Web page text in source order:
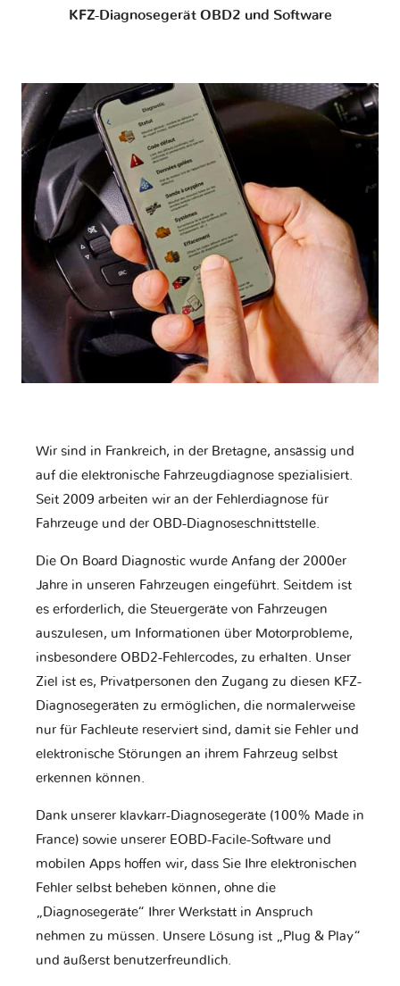
KFZ-Diagnosegerät OBD2 und Software
Wir sind in Frankreich, in der Bretagne, ansässig und
auf die elektronische Fahrzeugdiagnose spezialisiert.
Seit 2009 arbeiten wir an der Fehlerdiagnose für
Fahrzeuge und der OBD-Diagnoseschnittstelle.
Die On Board Diagnostic wurde Anfang der 2000er
Jahre in unseren Fahrzeugen eingeführt. Seitdem ist
es erforderlich, die Steuergeräte von Fahrzeugen
auszulesen, um Informationen über Motorprobleme,
insbesondere OBD2-Fehlercodes, zu erhalten. Unser
Ziel ist es, Privatpersonen den Zugang zu diesen KFZ-
Diagnosegeräten zu ermöglichen, die normalerweise
nur für Fachleute reserviert sind, damit sie Fehler und
elektronische Störungen an ihrem Fahrzeug selbst
erkennen können.
Dank unserer klavkarr-Diagnosegeräte (100% Made in
France) sowie unserer EOBD-Facile-Software und
mobilen Apps hoffen wir, dass Sie Ihre elektronischen
Fehler selbst beheben können, ohne die
„Diagnosegeräte“ Ihrer Werkstatt in Anspruch
nehmen zu müssen. Unsere Lösung ist „Plug & Play“
und äußerst benutzerfreundlich.